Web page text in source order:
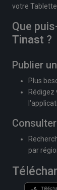
votre
Que
Tinast ?
Publier
Plus
par